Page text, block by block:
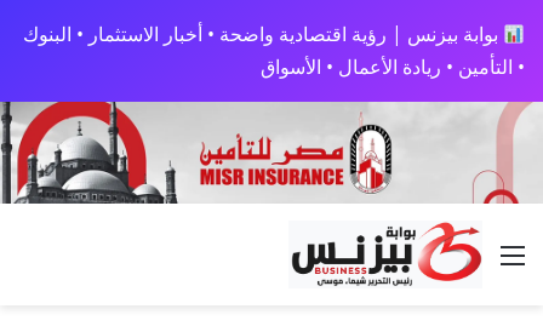
بوابة بيزنس | رؤية اقتصادية واضحة • أخبار الاستثمار • البنوك
• التأمين • ريادة الأعمال • الأسواق
القائمة